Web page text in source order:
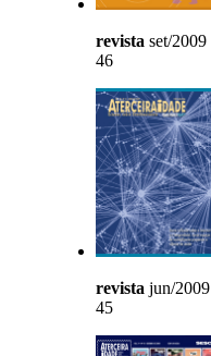
revista set/2009
46
revista jun/2009
45